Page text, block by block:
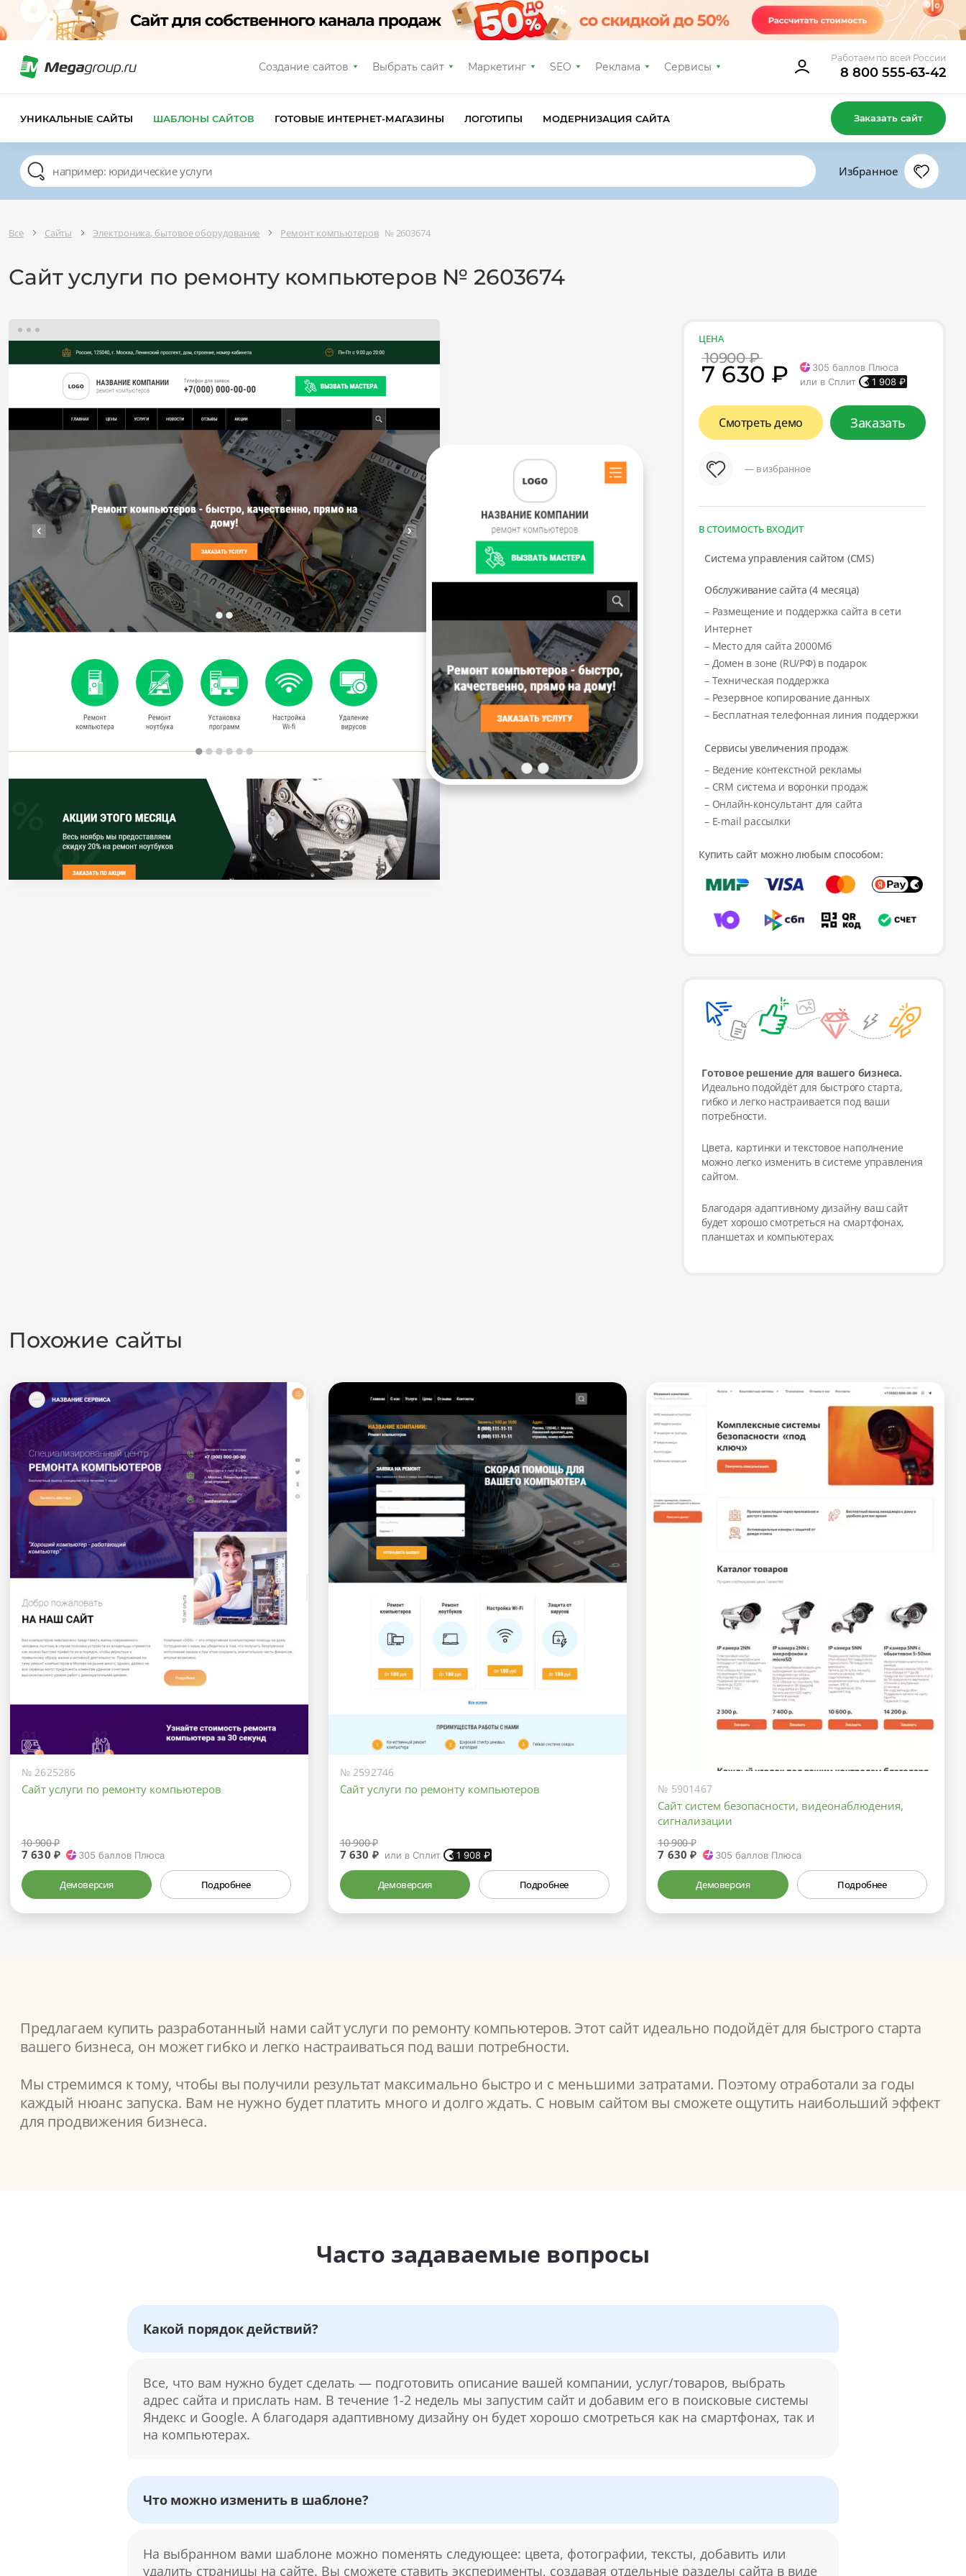
Создание сайтов Выбрать сайт Маркетинг SEO Реклама Сервисы
Работаем по всей России
8 800 555-63-42
УНИКАЛЬНЫЕ САЙТЫ ШАБЛОНЫ САЙТОВ ГОТОВЫЕ ИНТЕРНЕТ-МАГАЗИНЫ ЛОГОТИПЫ МОДЕРНИЗАЦИЯ САЙТА Заказать сайт
Избранное
Все Сайты Электроника, бытовое оборудование Ремонт компьютеров № 2603674
Сайт услуги по ремонту компьютеров № 2603674
ЦЕНА
10900 ₽
7 630 ₽ 305 баллов Плюса
или в Сплит
1 908 ₽
Смотреть демо Заказать
— в избранное
В СТОИМОСТЬ ВХОДИТ
Система управления сайтом (CMS)
Обслуживание сайта (4 месяца)
– Размещение и поддержка сайта в сети
Интернет
– Место для сайта 2000Мб
– Домен в зоне (RU/РФ) в подарок
– Техническая поддержка
– Резервное копирование данных
– Бесплатная телефонная линия поддержки
Сервисы увеличения продаж
– Ведение контекстной рекламы
– CRM система и воронки продаж
– Онлайн-консультант для сайта
– E-mail рассылки
Купить сайт можно любым способом:
Готовое решение для вашего бизнеса.
Идеально подойдёт для быстрого старта,
гибко и легко настраивается под ваши
потребности.
Цвета, картинки и текстовое наполнение
можно легко изменить в системе управления
сайтом.
Благодаря адаптивному дизайну ваш сайт
будет хорошо смотреться на смартфонах,
планшетах и компьютерах.
Похожие сайты
№ 2625286
Сайт услуги по ремонту компьютеров
10 900 ₽
7 630 ₽ 305 баллов Плюса
Демоверсия Подробнее
№ 2592746
Сайт услуги по ремонту компьютеров
10 900 ₽
7 630 ₽ или в Сплит 1 908₽
Демоверсия Подробнее
№ 5901467
Сайт систем безопасности, видеонаблюдения,
сигнализации
10 900 ₽
7 630 ₽ 305 баллов Плюса
Демоверсия Подробнее
Предлагаем купить разработанный нами сайт услуги по ремонту компьютеров. Этот сайт идеально подойдёт для быстрого старта
вашего бизнеса, он может гибко и легко настраиваться под ваши потребности.
Мы стремимся к тому, чтобы вы получили результат максимально быстро и с меньшими затратами. Поэтому отработали за годы
каждый нюанс запуска. Вам не нужно будет платить много и долго ждать. С новым сайтом вы сможете ощутить наибольший эффект
для продвижения бизнеса.
Часто задаваемые вопросы
Какой порядок действий?
Все, что вам нужно будет сделать — подготовить описание вашей компании, услуг/товаров, выбрать
адрес сайта и прислать нам. В течение 1-2 недель мы запустим сайт и добавим его в поисковые системы
Яндекс и Google. А благодаря адаптивному дизайну он будет хорошо смотреться как на смартфонах, так и
на компьютерах.
Что можно изменить в шаблоне?
На выбранном вами шаблоне можно поменять следующее: цвета, фотографии, тексты, добавить или
удалить страницы на сайте. Вы сможете ставить эксперименты, создавая отдельные разделы сайта в виде